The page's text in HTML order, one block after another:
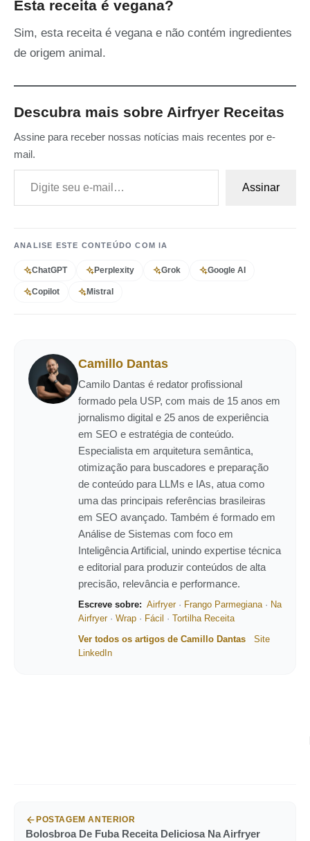
Esta receita é vegana?
Sim, esta receita é vegana e não contém ingredientes
de origem animal.
Descubra mais sobre Airfryer Receitas
Assine para receber nossas notícias mais recentes por e-
mail.
Digite seu e-mail…
Assinar
ANALISE ESTE CONTEÚDO COM IA
ChatGPT Perplexity Grok Google AI
Copilot Mistral
Camillo Dantas
Camilo Dantas é redator profissional
formado pela USP, com mais de 15 anos em
jornalismo digital e 25 anos de experiência
em SEO e estratégia de conteúdo.
Especialista em arquitetura semântica,
otimização para buscadores e preparação
de conteúdo para LLMs e IAs, atua como
uma das principais referências brasileiras
em SEO avançado. Também é formado em
Análise de Sistemas com foco em
Inteligência Artificial, unindo expertise técnica
e editorial para produzir conteúdos de alta
precisão, relevância e performance.
Escreve sobre: Airfryer· Frango Parmegiana· Na
Airfryer· Wrap · Fácil · Tortilha Receita
Ver todos os artigos de Camillo Dantas
Site
LinkedIn
POSTAGEM ANTERIOR
Bolosbroa De Fuba Receita Deliciosa Na Airfryer